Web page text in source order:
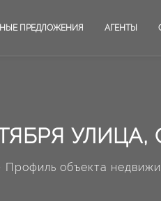
ПРЕДЛОЖЕНИЯ АГЕНТЫ
УЛИЦА,
Профиль объекта